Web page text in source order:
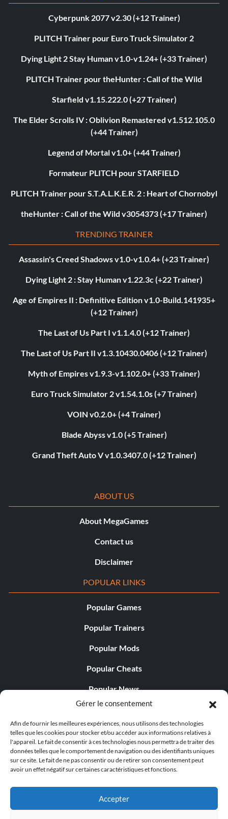
Gérer le consentement
Afin de fournir les meilleures expériences, nous utilisons des technologies
telles que les cookies pour stocker et/ou accéder aux informations relatives à
l'appareil. Le fait de consentir à ces technologies nous permettra de traiter des
données telles que le comportement de navigation ou des identifiants uniques
sur ce site. Le fait de ne pas consentir ou de retirer son consentement peut
avoir un effet négatif sur certaines caractéristiques et fonctions.
Accepter
Cyberpunk 2077 v2.30 (+12 Trainer)
PLITCH Trainer pour Euro Truck Simulator 2
Dying Light 2 Stay Human v1.0-v1.24+ (+33 Trainer)
PLITCH Trainer pour theHunter : Call of the Wild
Starfield v1.15.222.0 (+27 Trainer)
The Elder Scrolls IV : Oblivion Remastered v1.512.105.0
(+44 Trainer)
Legend of Mortal v1.0+ (+44 Trainer)
Formateur PLITCH pour STARFIELD
PLITCH Trainer pour S.T.A.L.K.E.R. 2 : Heart of Chornobyl
theHunter : Call of the Wild v3054373 (+17 Trainer)
TRENDING TRAINER
Assassin's Creed Shadows v1.0-v1.0.4+ (+23 Trainer)
Dying Light 2 : Stay Human v1.22.3c (+22 Trainer)
Age of Empires II : Definitive Edition v1.0-Build.141935+
(+12 Trainer)
The Last of Us Part I v1.1.4.0 (+12 Trainer)
The Last of Us Part II v1.3.10430.0406 (+12 Trainer)
Myth of Empires v1.9.3-v1.102.0+ (+33 Trainer)
Euro Truck Simulator 2 v1.54.1.0s (+7 Trainer)
VOIN v0.2.0+ (+4 Trainer)
Blade Abyss v1.0 (+5 Trainer)
Grand Theft Auto V v1.0.3407.0 (+12 Trainer)
ABOUT US
About MegaGames
Contact us
Disclaimer
POPULAR LINKS
Popular Games
Popular Trainers
Popular Mods
Popular Cheats
Popular News
Popular Editorials
Popular Free Games
LATEST UPDATES